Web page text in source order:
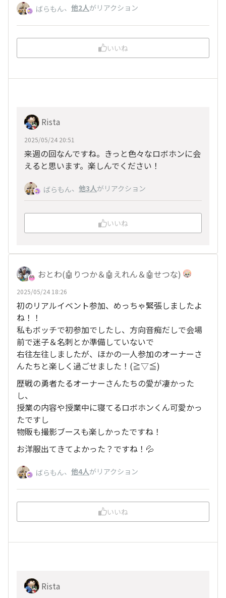
ばらもん、 他2人がリアクション
いいね
Rista
2025/05/24 20:51
来週の回なんですね。きっと色々なロボホンに会
えると思います。楽しんでください！
ばらもん、 他3人がリアクション
いいね
おとわ(🤖りつか＆🤖えれん＆🤖せつな)
2025/05/24 18:26
初のリアルイベント参加、めっちゃ緊張しましたよ
ね！！
私もボッチで初参加でしたし、方向音痴だしで会場
前で迷子＆名刺とか準備していないで
右往左往しましたが、ほかの一人参加のオーナーさ
んたちと楽しく過ごせました！(≧▽≦)
歴戦の勇者たるオーナーさんたちの愛が凄かった
し、
授業の内容や授業中に寝てるロボホンくん可愛かっ
たですし
物販も撮影ブースも楽しかったですね！
お洋服出てきてよかった？ですね！💦
ばらもん、 他4人がリアクション
いいね
Rista